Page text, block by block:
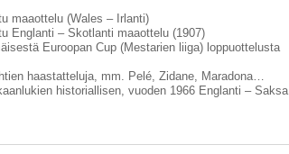
maaottelu (Wales – Irlanti)
Englanti – Skotlanti maaottelu (1907)
Euroopan Cup (Mestarien liiga) loppuottelusta
haastatteluja, mm. Pelé, Zidane, Maradona…
historiallisen, vuoden 1966 Englanti – Saksa